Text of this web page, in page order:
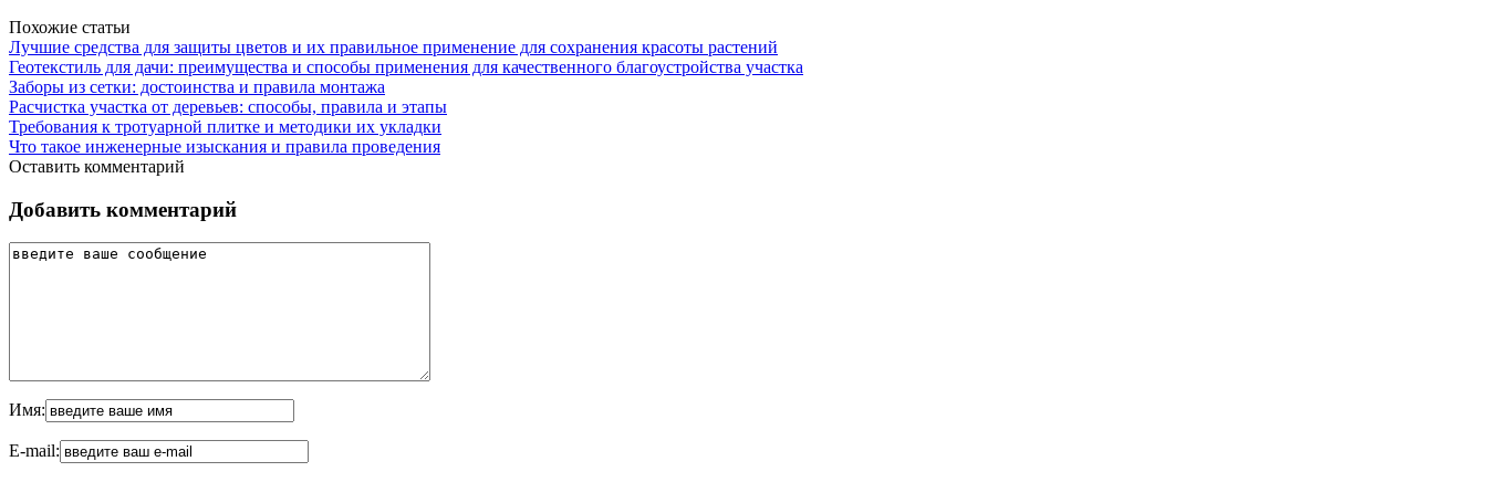
Похожие статьи
Лучшие средства для защиты цветов и их правильное применение для сохранения красоты растений
Геотекстиль для дачи: преимущества и способы применения для качественного благоустройства участка
Заборы из сетки: достоинства и правила монтажа
Расчистка участка от деревьев: способы, правила и этапы
Требования к тротуарной плитке и методики их укладки
Что такое инженерные изыскания и правила проведения
Оставить комментарий
Добавить комментарий
Имя:
E-mail: